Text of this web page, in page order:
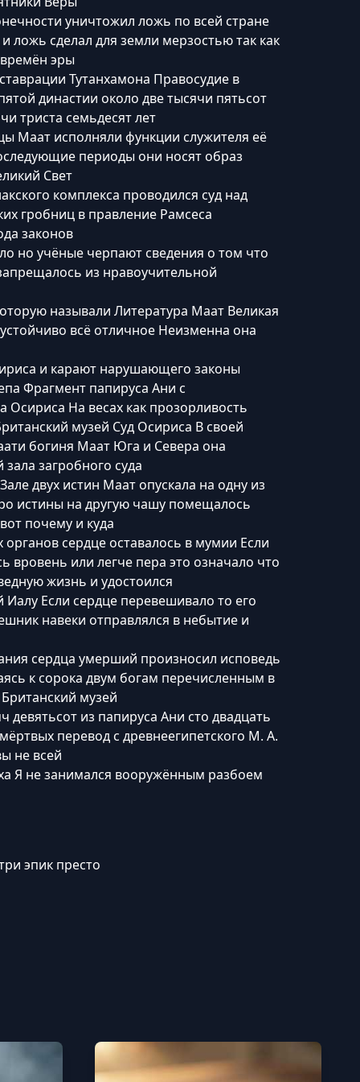
уничтожил ложь по всей стране
ложь сделал для земли мерзостью так как
эры
Тутанхамона Правосудие в
династии около две тысячи пятьсот
триста семьдесят лет
Маат исполняли функции служителя её
периоды они носят образ
Свет
комплекса проводился суд над
гробниц в правление Рамсеса
законов
но учёные черпают сведения о том что
из нравоучительной
называли Литература Маат Великая
всё отличное Неизменна она
и карают нарушающего законы
Фрагмент папируса Ани с
Осириса На весах как прозорливость
музей Суд Осириса В своей
богиня Маат Юга и Севера она
загробного суда
двух истин Маат опускала на одну из
истины на другую чашу помещалось
почему и куда
органов сердце оставалось в мумии Если
вровень или легче пера это означало что
жизнь и удостоился
Иалу Если сердце перевешивало то его
навеки отправлялся в небытие и
сердца умерший произносил исповедь
к сорока двум богам перечисленным в
музей
девятьсот из папируса Ани сто двадцать
перевод с древнеегипетского М. А.
не всей
Я не занимался вооружённым разбоем
эпик престо